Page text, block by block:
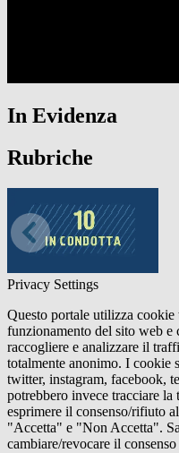
In Evidenza
Rubriche
Privacy Settings
Questo portale utilizza
funzionamento del sito web e
raccogliere e analizzare il
totalmente anonimo. I cookie
twitter, instagram, facebook,
potrebbero invece tracciare la
esprimere il consenso/rifiuto
"Accetta" e "Non Accetta".
cambiare/revocare il